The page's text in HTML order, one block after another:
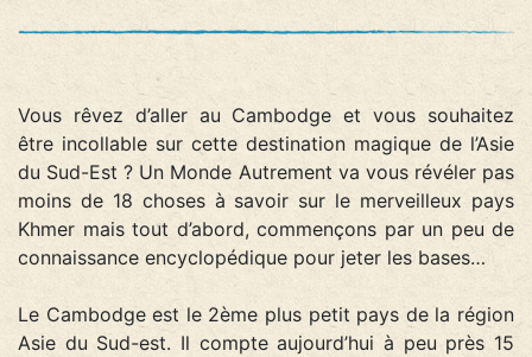
Vous rêvez d’aller au Cambodge et vous souhaitez
être incollable sur cette destination magique de l’Asie
du Sud-Est ? Un Monde Autrement va vous révéler pas
moins de 18 choses à savoir sur le merveilleux pays
Khmer mais tout d’abord, commençons par un peu de
connaissance encyclopédique pour jeter les bases…
Le Cambodge est le 2ème plus petit pays de la région
Asie du Sud-est. Il compte aujourd’hui à peu près 15